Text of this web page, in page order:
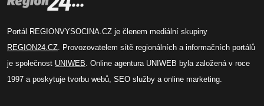
Portál REGIONVYSOCINA.CZ je členem mediální skupiny
REGION24.CZ . Provozovatelem sítě regionálních a informačních portálů
je společnost UNIWEB . Online agentura UNIWEB byla založená v roce
1997 a poskytuje tvorbu webů, SEO služby a online marketing.